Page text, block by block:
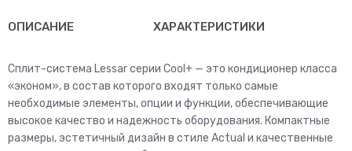
LS-
ОПИСАНИЕ ХАРАКТЕРИСТИКИ
Сплит-система Lessar серии Cool+ — это кондиционер класса
«эконом», в состав которого входят только самые
необходимые элементы, опции и функции, обеспечивающие
высокое качество и надежность оборудования. Компактные
размеры, эстетичный дизайн в стиле Actual и качественные